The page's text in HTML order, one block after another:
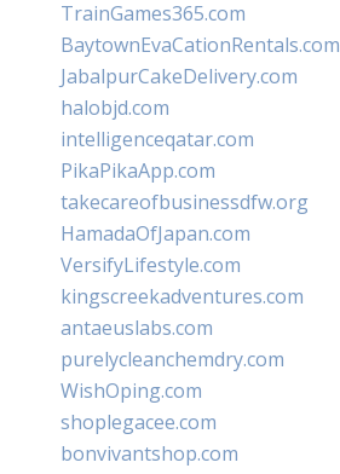
TrainGames365.com
BaytownEvaCationRentals.com
JabalpurCakeDelivery.com
halobjd.com
intelligenceqatar.com
PikaPikaApp.com
takecareofbusinessdfw.org
HamadaOfJapan.com
VersifyLifestyle.com
kingscreekadventures.com
antaeuslabs.com
purelycleanchemdry.com
WishOping.com
shoplegacee.com
bonvivantshop.com